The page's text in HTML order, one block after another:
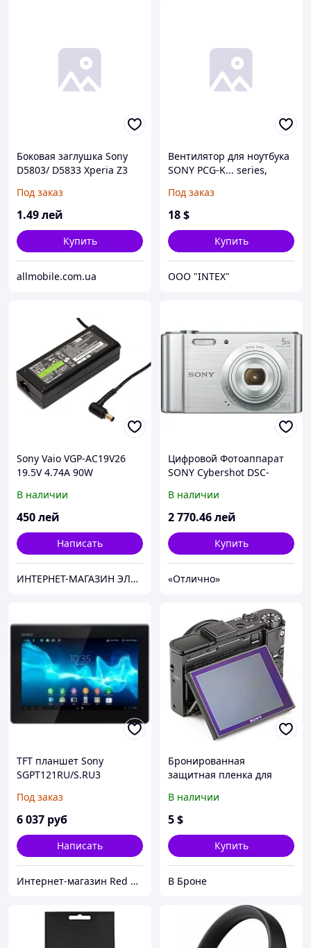
Боковая заглушка Sony
D5803/ D5833 Xperia Z3
(полный комплект 2шт.)*
Под заказ
1.49лей
Купить
allmobile.com.ua
Вентилятор для ноутбука
SONY PCG-K... series,
Под заказ
18$
Купить
OOO "INTEX"
Sony Vaio VGP-AC19V26
19.5V 4.74A 90W
В наличии
450лей
Написать
ИНТЕРНЕТ-МАГАЗИН ЭЛЕКТРОНИКИ "220 VOLT"
Цифровой Фотоаппарат
SONY Cybershot DSC-
В наличии
2 770.46лей
Купить
«Отлично»
TFT планшет Sony
SGPT121RU/S.RU3
Под заказ
6 037 руб
Написать
Интернет-магазин Red Storm
Бронированная
защитная пленка для
DSC-RX100
В наличии
5$
Купить
В Броне